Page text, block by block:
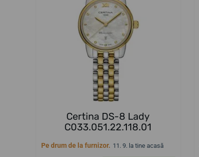
Certina DS-8 Lady
C033.051.22.118.01
Pe drum de la furnizor. 11. 9. la tine acasă